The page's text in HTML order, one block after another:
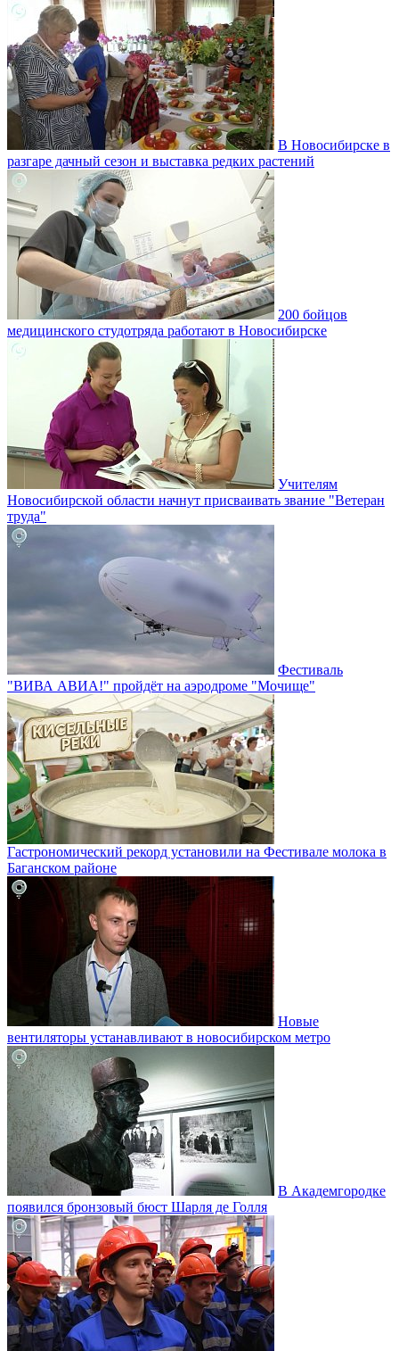
В Новосибирске в
разгаре дачный сезон и выставка редких растений
200 бойцов
медицинского студотряда работают в Новосибирске
Учителям
Новосибирской области начнут присваивать звание "Ветеран
труда"
Фестиваль
"ВИВА АВИА!" пройдёт на аэродроме "Мочище"
Гастрономический рекорд установили на Фестивале молока в
Баганском районе
Новые
вентиляторы устанавливают в новосибирском метро
В Академгородке
появился бронзовый бюст Шарля де Голля